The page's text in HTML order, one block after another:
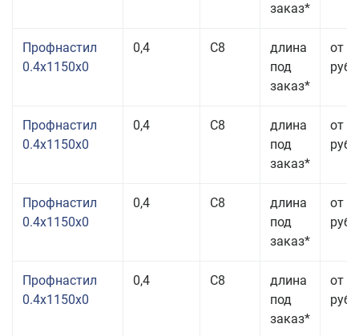
заказ*
Профнастил
0.4x1150x0
0,4 С8
длина
под
заказ*
от
руб.
Профнастил
0.4x1150x0
0,4 С8
длина
под
заказ*
от
руб.
Профнастил
0.4x1150x0
0,4 С8
длина
под
заказ*
от
руб.
Профнастил
0.4x1150x0
0,4 С8
длина
под
заказ*
от
руб.